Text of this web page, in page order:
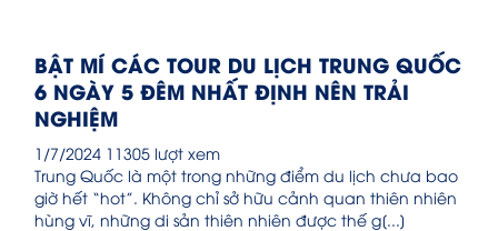
BẬT MÍ CÁC TOUR DU LỊCH TRUNG QUỐC
6 NGÀY 5 ĐÊM NHẤT ĐỊNH NÊN TRẢI
NGHIỆM
1/7/2024 11305 lượt xem
Trung Quốc là một trong những điểm du lịch chưa bao
giờ hết “hot”. Không chỉ sở hữu cảnh quan thiên nhiên
hùng vĩ, những di sản thiên nhiên được thế g[...]